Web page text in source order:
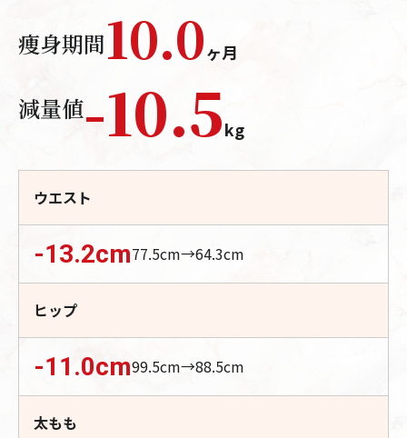
痩身期間10.0ヶ月
減量値-10.5kg
ウエスト
-13.2cm77.5cm→64.3cm
ヒップ
-11.0cm99.5cm→88.5cm
太もも